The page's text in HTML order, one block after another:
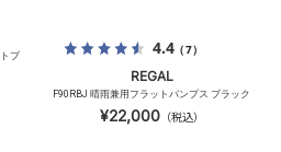
ブ
4.4（7）
REGAL
F90RBJ 晴雨兼用フラットパンプス ブラック
¥22,000（税込）